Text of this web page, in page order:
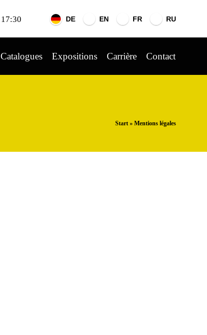
DE EN FR RU
Catalogues Expositions Carrière Contact
Start » Mentions légales